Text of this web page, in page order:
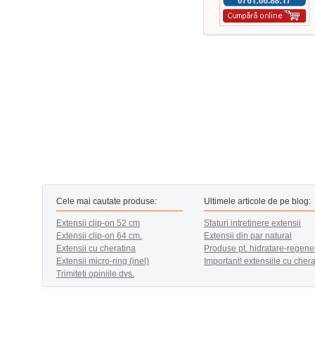
Cele mai cautate produse:
Extensii clip-on 52 cm
Extensii clip-on 64 cm.
Extensii cu cheratina
Extensii micro-ring (inel)
Trimiteti opiniile dvs.
Ultimele articole de pe blog:
Sfaturi intretinere extensii
Extensii din par natural
Produse pt. hidratare-
Important! extensiile cu